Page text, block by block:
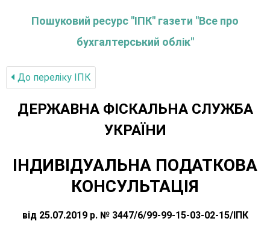
Пошуковий ресурс "ІПК" газети "Все про
бухгалтерський облік"
До переліку IПК
ДЕРЖАВНА ФІСКАЛЬНА СЛУЖБА
УКРАЇНИ
ІНДИВІДУАЛЬНА ПОДАТКОВА
КОНСУЛЬТАЦІЯ
від 25.07.2019 р. № 3447/6/99-99-15-03-02-15/ІПК